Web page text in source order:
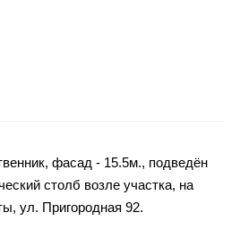
фасад - 15.5м., подведён
столб возле участка, на
ул. Пригородная 92.